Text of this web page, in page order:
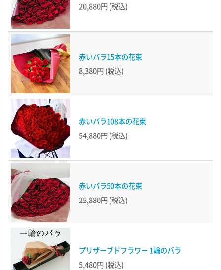
20,880円 (税込)
赤いバラ15本の花束
8,380円 (税込)
赤いバラ108本の花束
54,880円 (税込)
赤いバラ50本の花束
25,880円 (税込)
プリザーブドフラワー 1輪のバラ
5,480円 (税込)